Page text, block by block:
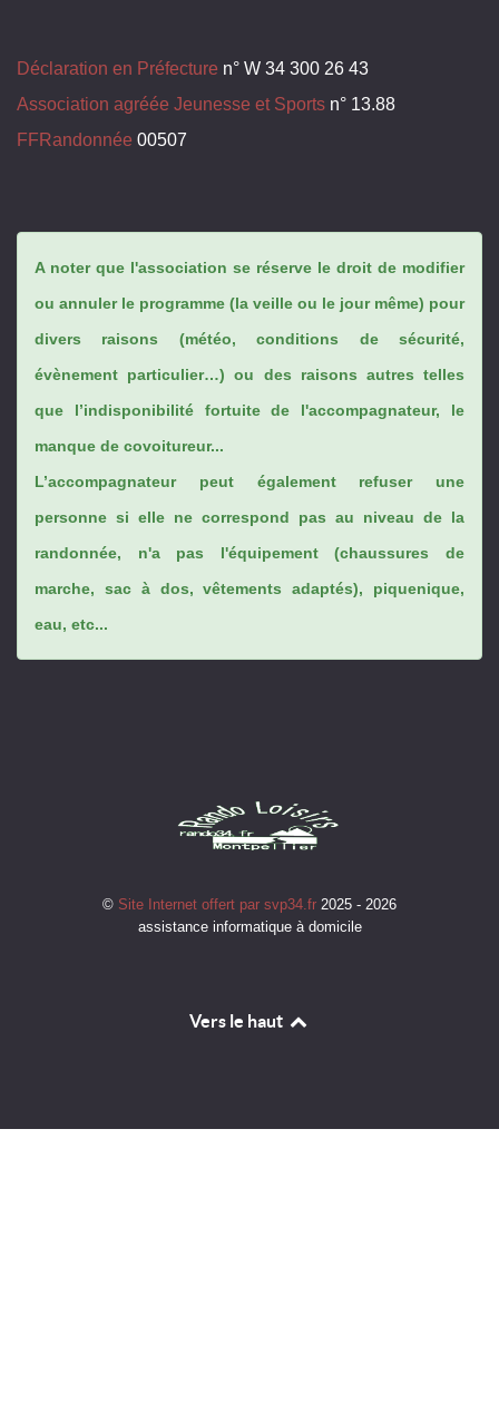
Déclaration en Préfecture n° W 34 300 26 43
Association agréée Jeunesse et Sports n° 13.88
FFRandonnée 00507
A noter que l'association se réserve le droit de modifier
ou annuler le programme (la veille ou le jour même) pour
divers raisons (météo, conditions de sécurité,
évènement particulier…) ou des raisons autres telles
que l’indisponibilité fortuite de l'accompagnateur, le
manque de covoitureur...
L’accompagnateur peut également refuser une
personne si elle ne correspond pas au niveau de la
randonnée, n'a pas l'équipement (chaussures de
marche, sac à dos, vêtements adaptés), piquenique,
eau, etc...
© Site Internet offert par svp34.fr 2025 - 2026
assistance informatique à domicile
Vers le haut